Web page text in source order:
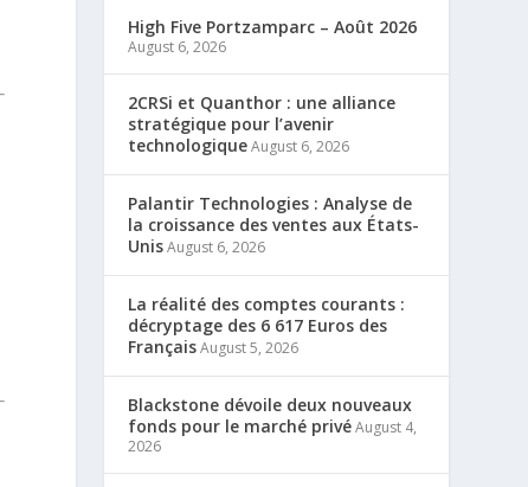
High Five Portzamparc – Août 2026
August 6, 2026
2CRSi et Quanthor : une alliance
stratégique pour l’avenir
technologiqueAugust 6, 2026
Palantir Technologies : Analyse de
la croissance des ventes aux États-
UnisAugust 6, 2026
La réalité des comptes courants :
décryptage des 6 617 Euros des
FrançaisAugust 5, 2026
Blackstone dévoile deux nouveaux
fonds pour le marché privéAugust 4,
2026